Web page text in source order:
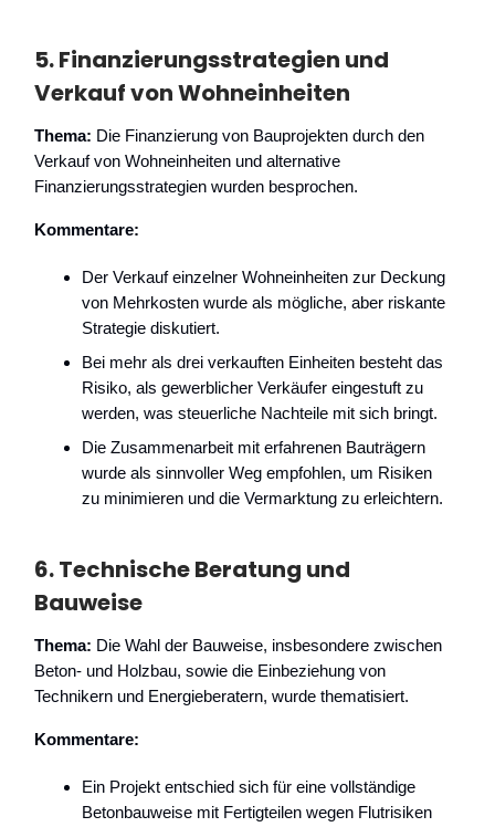
5.Finanzierungsstrategien und
Verkauf von Wohneinheiten
Thema: Die Finanzierung von Bauprojekten durch den
Verkauf von Wohneinheiten und alternative
Finanzierungsstrategien wurden besprochen.
Kommentare:
Der Verkauf einzelner Wohneinheiten zur Deckung
von Mehrkosten wurde als mögliche, aber riskante
Strategie diskutiert.
Bei mehr als drei verkauften Einheiten besteht das
Risiko, als gewerblicher Verkäufer eingestuft zu
werden, was steuerliche Nachteile mit sich bringt.
Die Zusammenarbeit mit erfahrenen Bauträgern
wurde als sinnvoller Weg empfohlen, um Risiken
zu minimieren und die Vermarktung zu erleichtern.
6.Technische Beratung und
Bauweise
Thema: Die Wahl der Bauweise, insbesondere zwischen
Beton- und Holzbau, sowie die Einbeziehung von
Technikern und Energieberatern, wurde thematisiert.
Kommentare:
Ein Projekt entschied sich für eine vollständige
Betonbauweise mit Fertigteilen wegen Flutrisiken